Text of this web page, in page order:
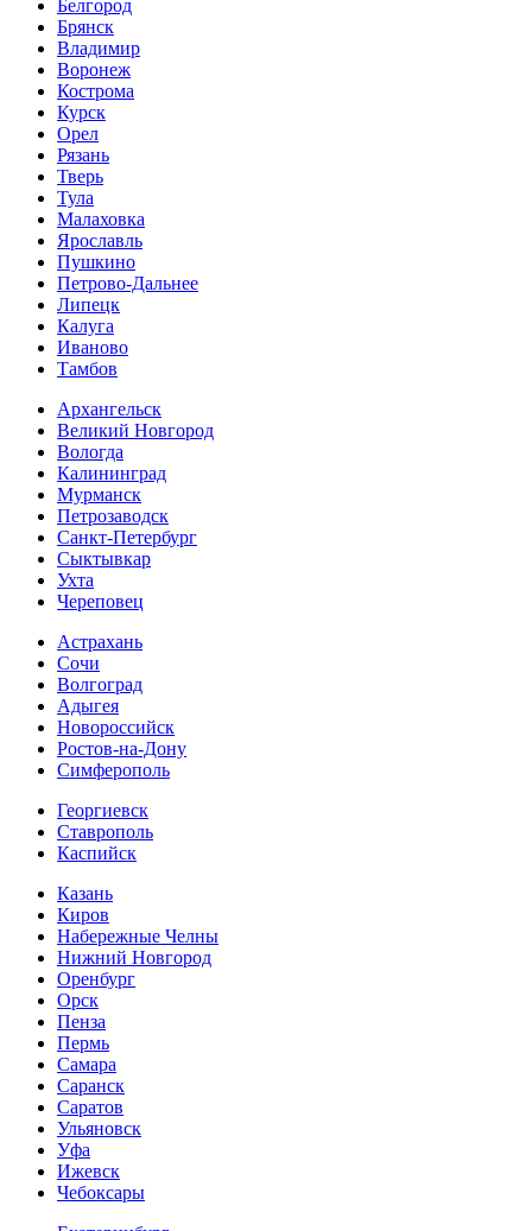
Белгород
Брянск
Владимир
Воронеж
Кострома
Курск
Орел
Рязань
Тверь
Тула
Малаховка
Ярославль
Пушкино
Петрово-Дальнее
Липецк
Калуга
Иваново
Тамбов
Архангельск
Великий Новгород
Вологда
Калининград
Мурманск
Петрозаводск
Санкт-Петербург
Сыктывкар
Ухта
Череповец
Астрахань
Сочи
Волгоград
Адыгея
Новороссийск
Ростов-на-Дону
Симферополь
Георгиевск
Ставрополь
Каспийск
Казань
Киров
Набережные Челны
Нижний Новгород
Оренбург
Орск
Пенза
Пермь
Самара
Саранск
Саратов
Ульяновск
Уфа
Ижевск
Чебоксары